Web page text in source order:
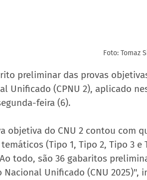
Foto: Tomaz
preliminar das provas
Unificado (CPNU 2), aplicado
feira (6).
objetiva do CNU 2 contou com
(Tipo 1, Tipo 2, Tipo 3
todo, são 36 gabaritos
Nacional Unificado (CNU 2025)",